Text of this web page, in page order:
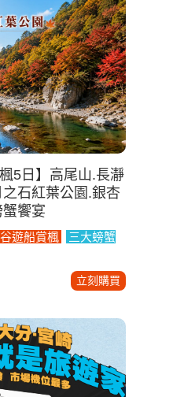
5日】高尾山.長瀞
石紅葉公園.銀杏
饗宴
遊船賞楓
三大螃蟹
立刻購買